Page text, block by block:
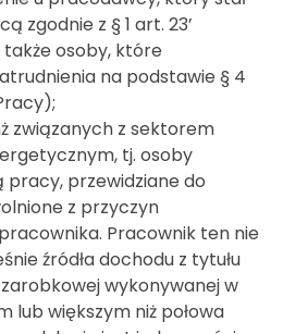
zgodnie z § 1 art. 23’
także osoby, które
na podstawie § 4
związanych z sektorem
tj. osoby
przewidziane do
z przyczyn
Pracownik ten nie
źródła dochodu z tytułu
zarobkowej wykonywanej w
lub większym niż połowa